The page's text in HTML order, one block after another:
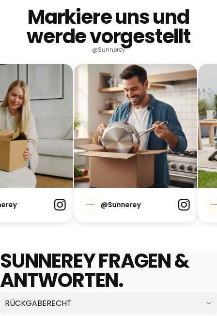
Markiere uns und
werde vorgestellt
@Sunnerey
@Sunnerey
SUNNEREY FRAGEN &
ANTWORTEN.
RÜCKGABERECHT